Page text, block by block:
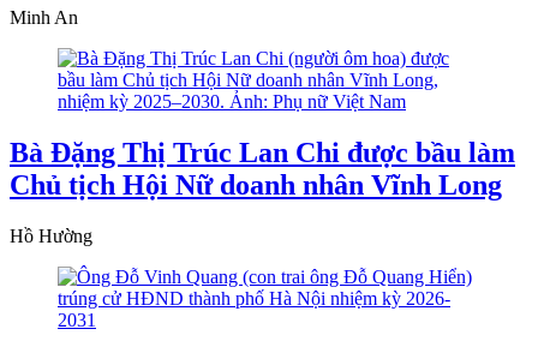
Minh An
Bà Đặng Thị Trúc Lan Chi được bầu làm
Chủ tịch Hội Nữ doanh nhân Vĩnh Long
Hồ Hường